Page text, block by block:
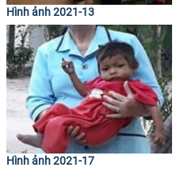
Hình ảnh 2021-13
Hình ảnh 2021-17